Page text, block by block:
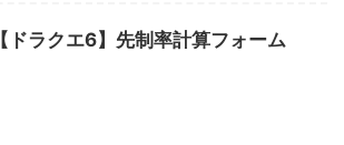
【ドラクエ6】先制率計算フォーム